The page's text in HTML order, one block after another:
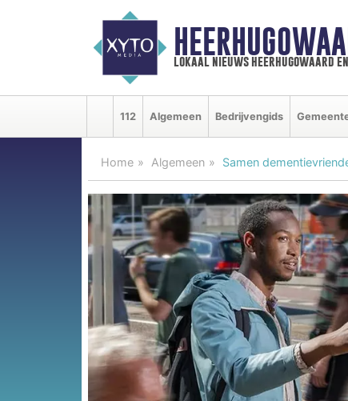
lokaal nieuws heerhugowaard
112 Algemeen Bedrijvengids
Home Algemeen Samen